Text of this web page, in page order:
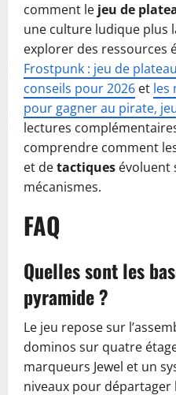
comment le jeu de
une culture ludique plus
explorer des ressources
Frostpunk : jeu de
conseils pour 2026 et les
pour gagner au pirate,
lectures
comprendre comment
et detactiques évoluent
mécanismes.
FAQ
Quelles sont les
pyramide ?
Le jeu repose sur
dominos sur quatre
marqueurs Jewel et un
niveaux pour départager